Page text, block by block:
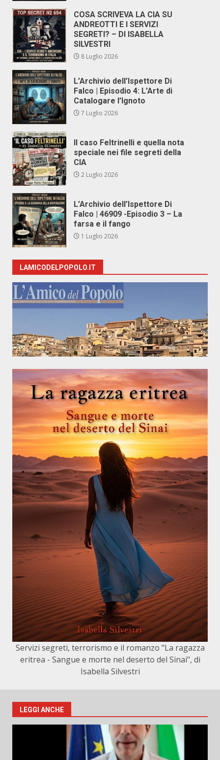
COSA SCRIVEVA LA CIA SU
ANDREOTTI E I SERVIZI
SEGRETI? – DI ISABELLA
SILVESTRI
8 Luglio 2026
L’Archivio dell’Ispettore Di
Falco | Episodio 4: L’Arte di
Catalogare l’Ignoto
7 Luglio 2026
Il caso Feltrinelli e quella nota
speciale nei file segreti della
CIA
2 Luglio 2026
L’Archivio dell’Ispettore Di
Falco | 46909 -Episodio 3 – La
farsa e il fango
1 Luglio 2026
LAMICODELPOPOLO.IT
Servizi segreti, terrorismo e il romanzo "La ragazza
eritrea - Sangue e morte nel deserto del Sinai", di
Isabella Silvestri
LEGGI ANCHE